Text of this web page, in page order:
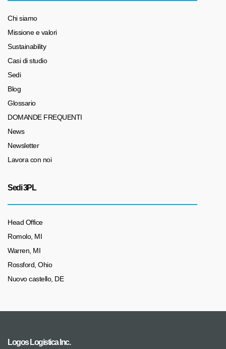
Chi siamo
Missione e valori
Sustainability
Casi di studio
Sedi
Blog
Glossario
DOMANDE FREQUENTI
News
Newsletter
Lavora con noi
Sedi 3PL
Head Office
Romolo, MI
Warren, MI
Rossford, Ohio
Nuovo castello, DE
Logos Logistica Inc.